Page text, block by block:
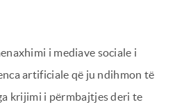
i mediave sociale i
artificiale që ju ndihmon të
krijimi i përmbajtjes deri te